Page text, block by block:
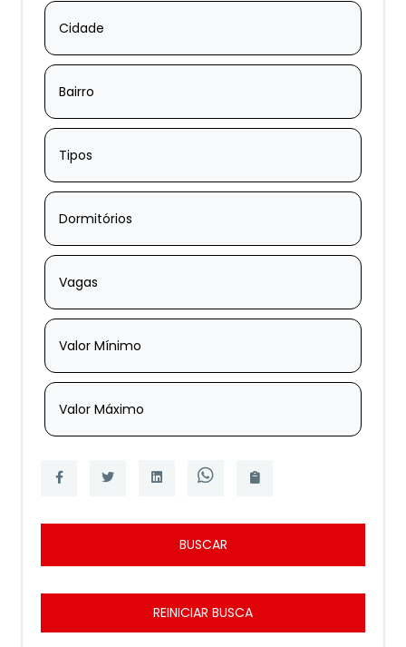
Cidade
Bairro
Tipos
Dormitórios
Vagas
Valor Mínimo
Valor Máximo
BUSCAR
REINICIAR BUSCA